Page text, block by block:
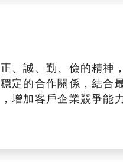
、誠、勤、儉的精神
定的合作關係，結合
增加客戶企業競爭能